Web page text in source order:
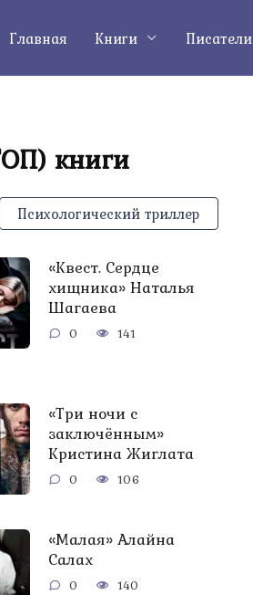
Главная Книги Писатели
книги
Психологический триллер
«Квест. Сердце
хищника» Наталья
Шагаева
0 141
«Три ночи с
заключённым»
Кристина Жиглата
0 106
«Малая» Алайна
Салах
0 140